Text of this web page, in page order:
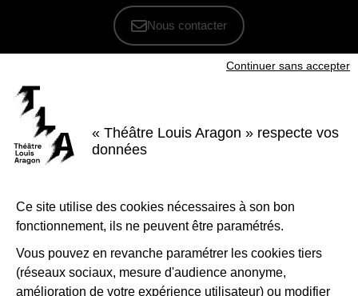
« Théâtre Louis Aragon » respecte vos
données
Ce site utilise des cookies nécessaires à son bon
fonctionnement, ils ne peuvent être paramétrés.
Vous pouvez en revanche paramétrer les cookies tiers
(réseaux sociaux, mesure d'audience anonyme,
amélioration de votre expérience utilisateur) ou modifier
Continuer sans accepter
Nous contacter
Facebook
Instagram
YoutubeLinkedIn
Le Théâtre Louis Aragon, scène conventionnée d'intérêt national Art et
création - danse, est soutenu par la Ville de Tremblay-en-France, le
Département de la Seine-Saint-Denis, la Région Île-de-France et le
de-France.
1-Logo-Tremblay 2-